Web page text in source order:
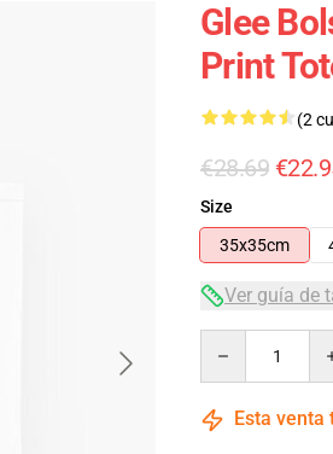
Glee
Print
(2
€28.69
Size
35x35cm
Ver guía de
Esta venta